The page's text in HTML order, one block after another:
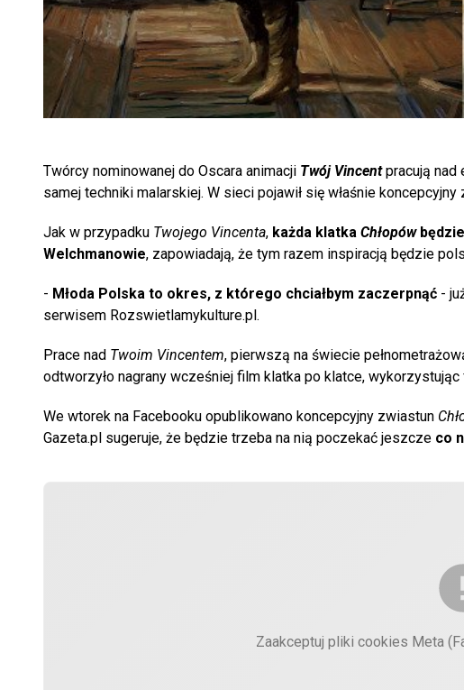
Twórcy nominowanej do Oscara animacji Twój Vincentpracują nad
samej techniki malarskiej. W sieci pojawił się właśnie koncepcyjny
Jak w przypadku Twojego Vincenta, każda klatka Chłopów
Welchmanowie, zapowiadają, że tym razem inspiracją będzie
- Młoda Polska to okres, z którego chciałbym zaczerpnąć -
serwisem Rozswietlamykulture.pl.
Prace nad Twoim Vincentem, pierwszą na świecie
odtworzyło nagrany wcześniej film klatka po klatce, wykorzystując
We wtorek na Facebooku opublikowano koncepcyjny zwiastun
Gazeta.pl sugeruje, że będzie trzeba na nią poczekać jeszcze co
Zaakceptuj pliki cookies Meta